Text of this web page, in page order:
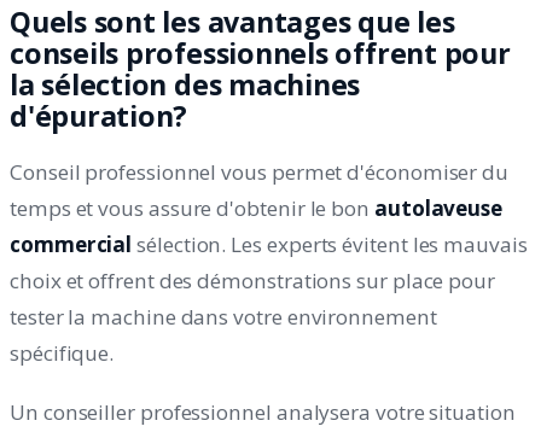
Quels sont les avantages que les
conseils professionnels offrent pour
la sélection des machines
d'épuration?
Conseil professionnel vous permet d'économiser du
temps et vous assure d'obtenir le bon autolaveuse
commercial sélection. Les experts évitent les mauvais
choix et offrent des démonstrations sur place pour
tester la machine dans votre environnement
spécifique.
Un conseiller professionnel analysera votre situation